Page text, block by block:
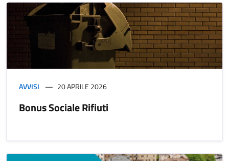
AVVISI 20 APRILE 2026
Bonus Sociale Rifiuti